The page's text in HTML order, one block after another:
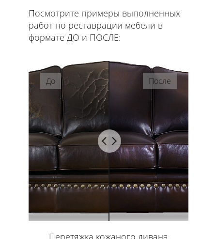
Посмотрите примеры выполненных
работ по реставрации мебели в
формате ДО и ПОСЛЕ:
До После
Перетяжка кожаного дивана